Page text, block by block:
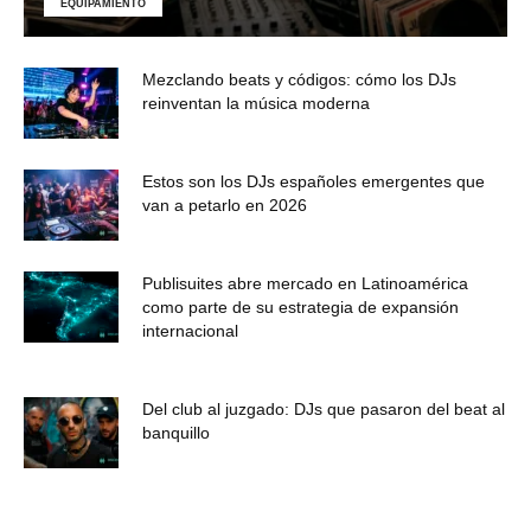
EQUIPAMIENTO
Mezclando beats y códigos: cómo los DJs
reinventan la música moderna
Estos son los DJs españoles emergentes que
van a petarlo en 2026
Publisuites abre mercado en Latinoamérica
como parte de su estrategia de expansión
internacional
Del club al juzgado: DJs que pasaron del beat al
banquillo